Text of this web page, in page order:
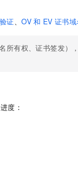
证 、OV 和 EV 证书
所有权、证书签发）
度：